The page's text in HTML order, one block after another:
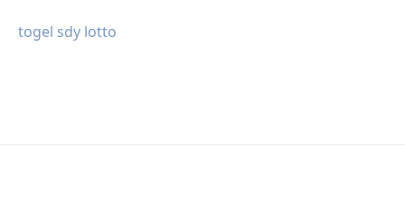
togel sdy lotto